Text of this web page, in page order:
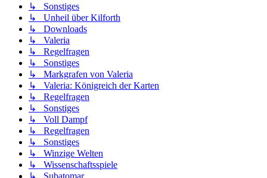
↳ Sonstiges
↳ Unheil über Kilforth
↳ Downloads
↳ Valeria
↳ Regelfragen
↳ Sonstiges
↳ Markgrafen von Valeria
↳ Valeria: Königreich der Karten
↳ Regelfragen
↳ Sonstiges
↳ Voll Dampf
↳ Regelfragen
↳ Sonstiges
↳ Winzige Welten
↳ Wissenschaftsspiele